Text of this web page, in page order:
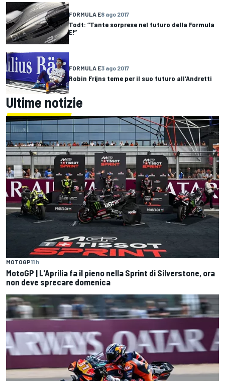
FORMULA E8 ago 2017
Todt: “Tante sorprese nel futuro della Formula
E!”
FORMULA E3 ago 2017
Robin Frijns teme per il suo futuro all’Andretti
Ultime notizie
MOTOGP11 h
MotoGP | L'Aprilia fa il pieno nella Sprint di Silverstone, ora
non deve sprecare domenica